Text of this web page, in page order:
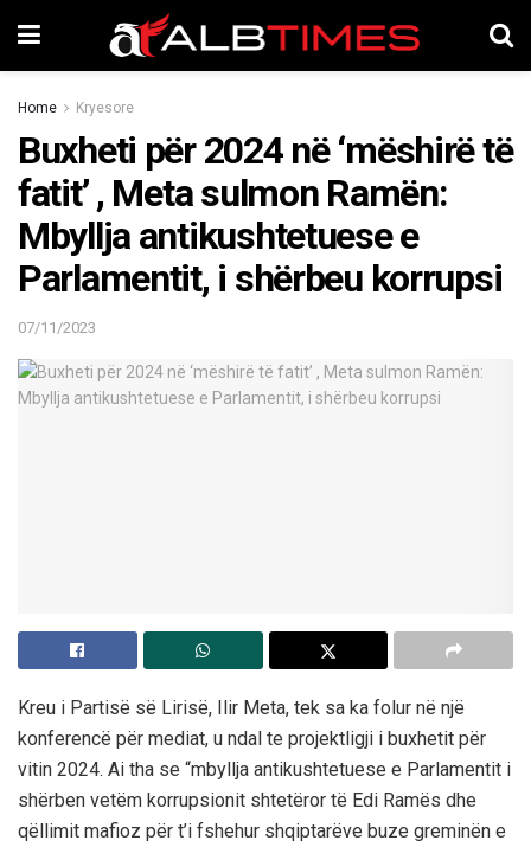
Home Kryesore
Buxheti për 2024 në ‘mëshirë të
fatit’ , Meta sulmon Ramën:
Mbyllja antikushtetuese e
Parlamentit, i shërbeu korrupsi
07/11/2023
Kreu i Partisë së Lirisë, Ilir Meta, tek sa ka folur në një
konferencë për mediat, u ndal te projektligji i buxhetit për
vitin 2024. Ai tha se “mbyllja antikushtetuese e Parlamentit i
shërben vetëm korrupsionit shtetëror të Edi Ramës dhe
qëllimit mafioz për t’i fshehur shqiptarëve buze greminën e